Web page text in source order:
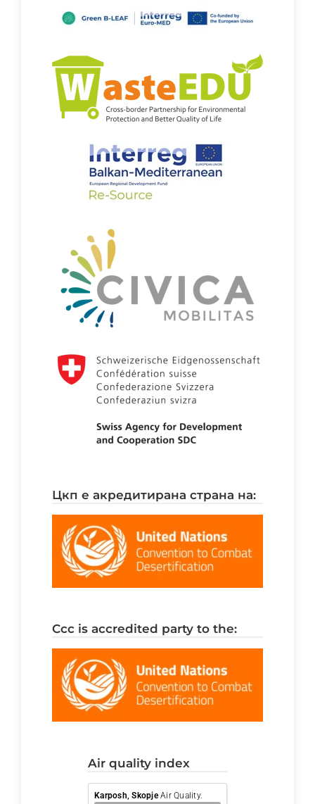
цкп е акредитирана страна на:
ccc is accredited party to the:
air quality index
Karposh, SkopjeAir Quality.